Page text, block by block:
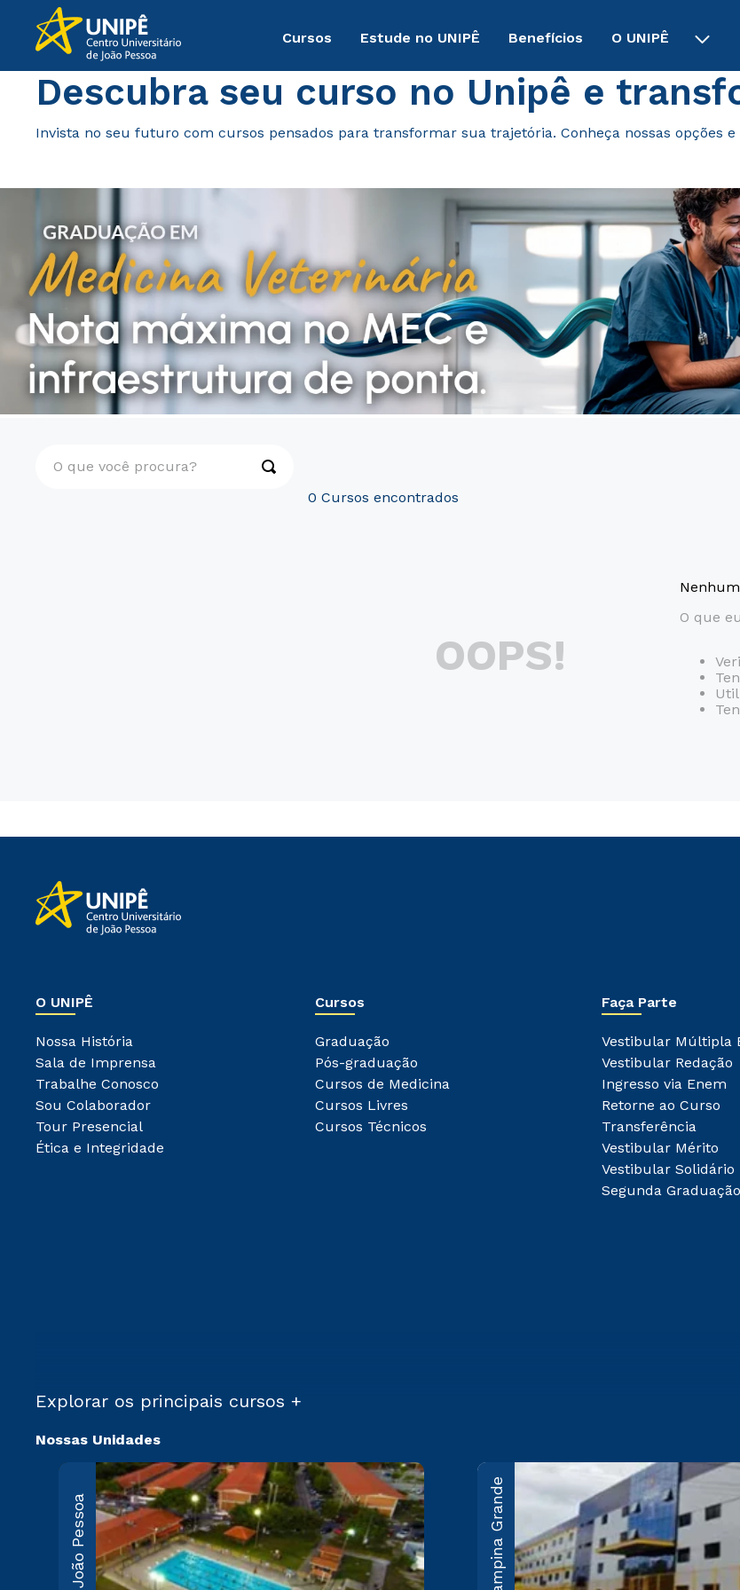
Cursos Estude no UNIPÊ Benefícios O UNIPÊ
Descubra seu curso no Unipê e
Invista no seu futuro com cursos pensados para transformar sua trajetória. Conheça nossas opções e
0
OOPS!
O que
O UNIPÊ
Nossa História
Sala de Imprensa
Trabalhe Conosco
Sou Colaborador
Tour Presencial
Ética e Integridade
Cursos
Graduação
Pós-graduação
Cursos de Medicina
Cursos Livres
Cursos Técnicos
Faça Parte
Vestibular Múltipla
Vestibular Redação
Ingresso via Enem
Retorne ao Curso
Transferência
Vestibular Mérito
Vestibular Solidário
Segunda Graduação
Explorar os principais cursos +
Nossas Unidades
João Pessoa
João Pessoa
Rodovia BR-230, KM 22 Água
Fria - João Pessoa/PB CEP
58053-000
Saiba mais
Campina Grande
autorizo que meus dados sejam utilizados para o